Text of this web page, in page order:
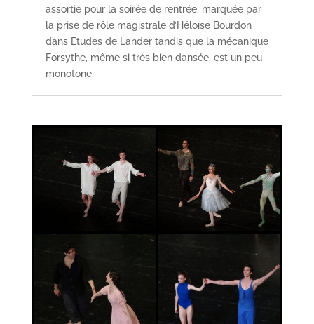
assortie pour la soirée de rentrée, marquée par
la prise de rôle magistrale d’Héloïse Bourdon
dans Etudes de Lander tandis que la mécanique
Forsythe, même si très bien dansée, est un peu
monotone.